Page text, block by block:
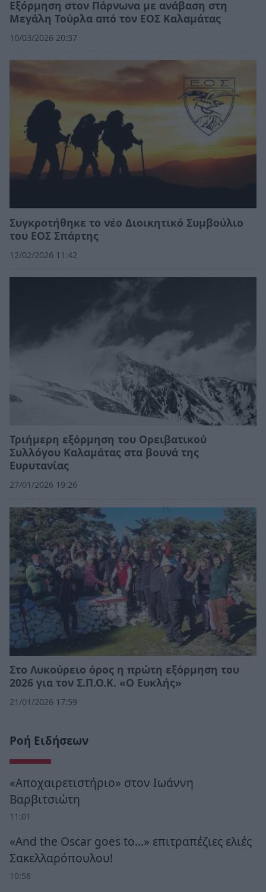
Εξόρμηση στον Πάρνωνα με ανάβαση στη
Μεγάλη Τούρλα από τον ΕΟΣ Καλαμάτας
10/03/2026 20:37
Συγκροτήθηκε το νέο Διοικητικό Συμβούλιο
του ΕΟΣ Σπάρτης
12/02/2026 11:42
Τριήμερη εξόρμηση του Ορειβατικού
Συλλόγου Καλαμάτας στα βουνά της
Ευρυτανίας
27/01/2026 19:26
Στο Λυκούρειο όρος η πρώτη εξόρμηση του
2026 για τον Σ.Π.Ο.Κ. «Ο Ευκλής»
21/01/2026 17:59
Ροή Ειδήσεων
«Αποχαιρετιστήριο» στον Ιωάννη
Βαρβιτσιώτη
11:01
«And the Oscar goes to...» επιτραπέζιες ελιές
Σακελλαρόπουλου!
10:58